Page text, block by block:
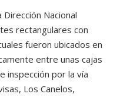
Nacional
rectangulares con
fueron ubicados en
entre unas cajas
inspección por la vía
Los Canelos,